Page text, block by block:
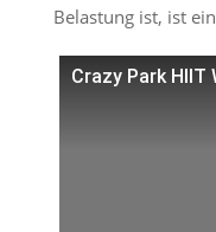
Belastung ist, ist
Crazy Park HIIT